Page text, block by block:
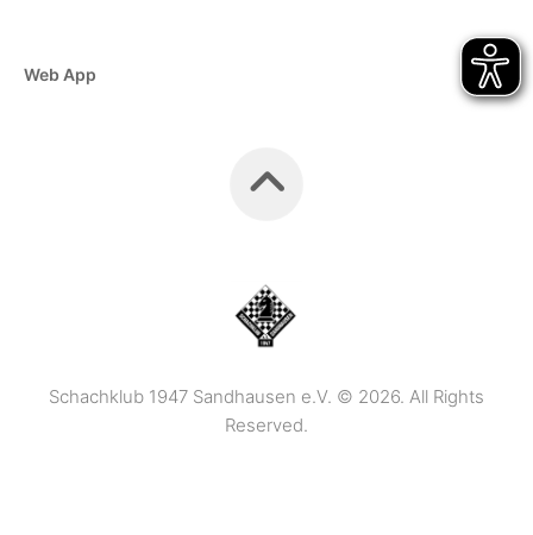
Web App
Schachklub 1947 Sandhausen e.V. © 2026. All Rights
Reserved.